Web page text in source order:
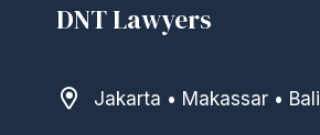
DNT Lawyers
Jakarta • Makassar • Bali